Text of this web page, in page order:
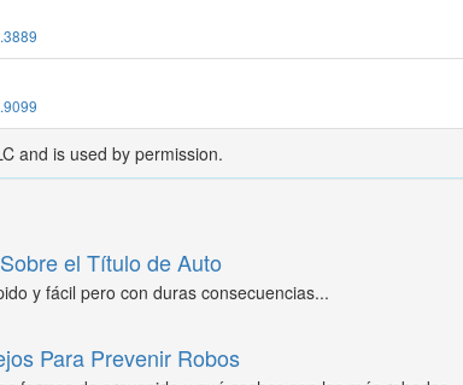
and is used by permission.
el Título de Auto
y fácil pero con duras consecuencias...
Para Prevenir Robos